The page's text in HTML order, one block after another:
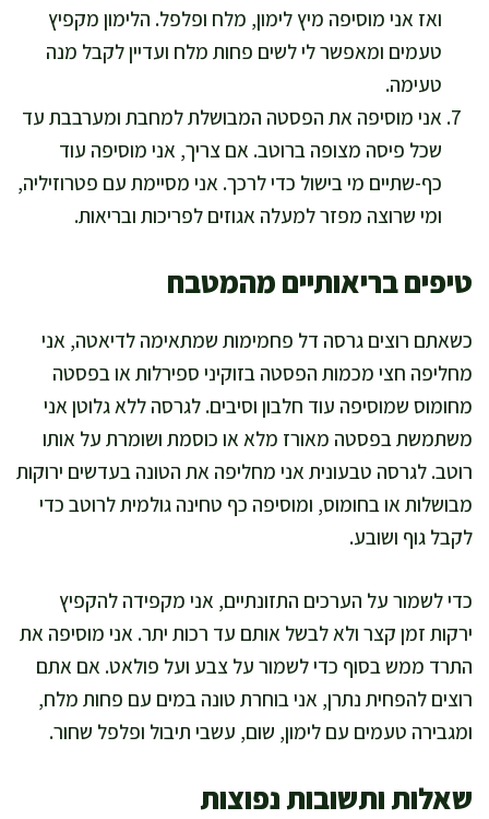
ואז אני מוסיפה מיץ לימון, מלח ופלפל. הלימון מקפיץ
טעמים ומאפשר לי לשים פחות מלח ועדיין לקבל מנה
טעימה.
אני מוסיפה את הפסטה המבושלת למחבת ומערבבת עד
שכל פיסה מצופה ברוטב. אם צריך, אני מוסיפה עוד
כף-שתיים מי בישול כדי לרכך. אני מסיימת עם פטרוזיליה,
ומי שרוצה מפזר למעלה אגוזים לפריכות ובריאות.
טיפים בריאותיים מהמטבח
כשאתם רוצים גרסה דל פחמימות שמתאימה לדיאטה, אני
מחליפה חצי מכמות הפסטה בזוקיני ספירלות או בפסטה
מחומוס שמוסיפה עוד חלבון וסיבים. לגרסה ללא גלוטן אני
משתמשת בפסטה מאורז מלא או כוסמת ושומרת על אותו
רוטב. לגרסה טבעונית אני מחליפה את הטונה בעדשים ירוקות
מבושלות או בחומוס, ומוסיפה כף טחינה גולמית לרוטב כדי
לקבל גוף ושובע.
כדי לשמור על הערכים התזונתיים, אני מקפידה להקפיץ
ירקות זמן קצר ולא לבשל אותם עד רכות יתר. אני מוסיפה את
התרד ממש בסוף כדי לשמור על צבע ועל פולאט. אם אתם
רוצים להפחית נתרן, אני בוחרת טונה במים עם פחות מלח,
ומגבירה טעמים עם לימון, שום, עשבי תיבול ופלפל שחור.
שאלות ותשובות נפוצות